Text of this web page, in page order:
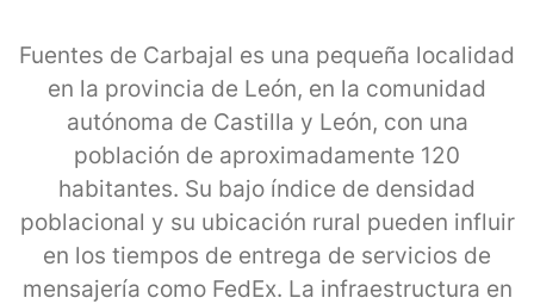
Fuentes de Carbajal es una pequeña localidad
en la provincia de León, en la comunidad
autónoma de Castilla y León, con una
población de aproximadamente 120
habitantes. Su bajo índice de densidad
poblacional y su ubicación rural pueden influir
en los tiempos de entrega de servicios de
mensajería como FedEx. La infraestructura en